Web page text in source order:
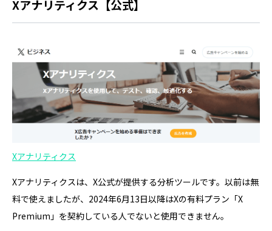
Xアナリティクス【公式】
Xアナリティクス
Xアナリティクスは、X公式が提供する分析ツールです。以前は無
料で使えましたが、2024年6月13日以降はXの有料プラン「X
Premium」を契約している人でないと使用できません。